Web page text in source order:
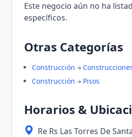
Este negocio aún no ha
específicos.
Otras Categorías
Construcción
Construcción
Pisos
Horarios &
Re Rs Las Torres De